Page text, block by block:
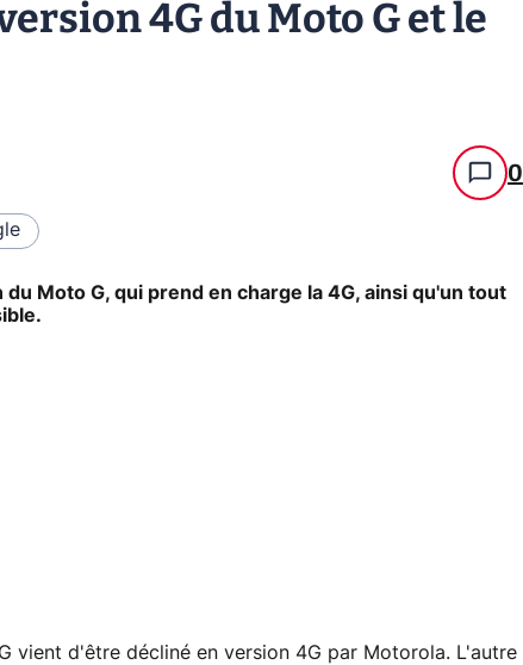
4G du Moto G et le
0
Moto G, qui prend en charge la 4G, ainsi qu'un tout
vient d'être décliné en version 4G par Motorola. L'autre